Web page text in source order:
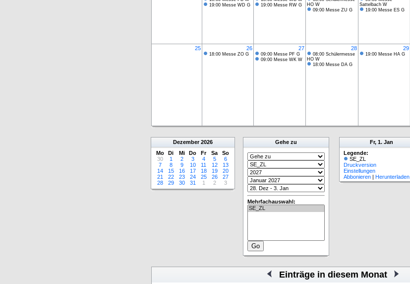
19:00 Messe WD G
19:00 Messe RW G
HO W
09:00 Messe ZU G
Sattelbach W
19:00 Messe ES G
25 26
18:00 Messe ZO G
27
09:00 Messe PF G
09:00 Messe WK W
28
08:00 Schülermesse
HO W
18:00 Messe DA G
29
19:00 Messe HA G
Dezember 2026
Mo
Di Mi Do Fr Sa
So
30
1 2 3 4 5
6
7
8 9 10 11 12
13
14
15 16 17 18 19
20
21
22 23 24 25 26
27
28
29 30 31 1 2 3
Gehe zu
Mehrfachauswahl:
Fr, 1. Jan
Legende:
SE_ZL
Druckversion
Einstellungen
Abbonieren | Herunterladen
Einträge in diesem Monat